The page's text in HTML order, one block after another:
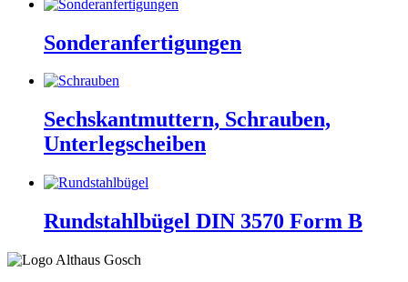
Sonderanfertigungen
Sechskantmuttern, Schrauben,
Unterlegscheiben
Rundstahlbügel DIN 3570 Form B